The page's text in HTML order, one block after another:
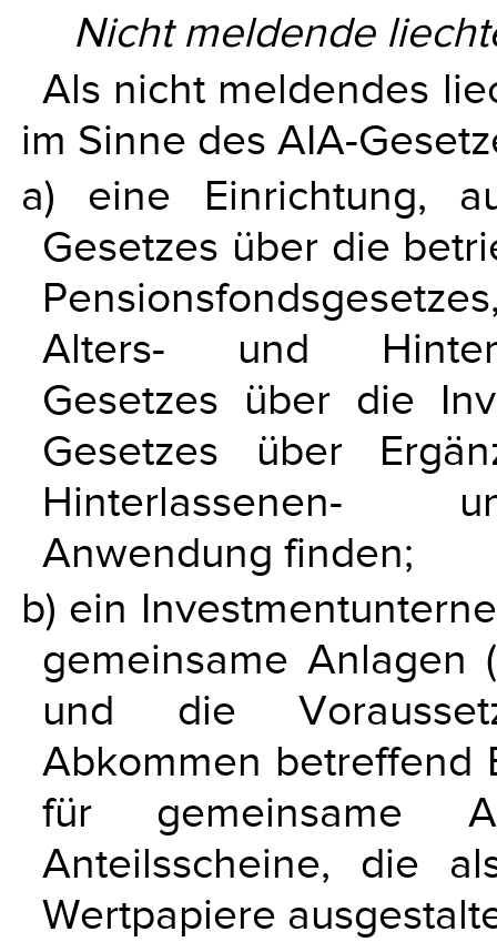
Nicht meldende
Als nicht meldendes
im Sinne des AIA-
a) eine Einrichtung,
Gesetzes über die
Alters- und
Gesetzes über die
Gesetzes über
Hinterlassenen-
Anwendung finden;
b) ein
gemeinsame Anlagen
und die
Abkommen betreffend
für gemeinsame
Anteilsscheine, die
Wertpapiere